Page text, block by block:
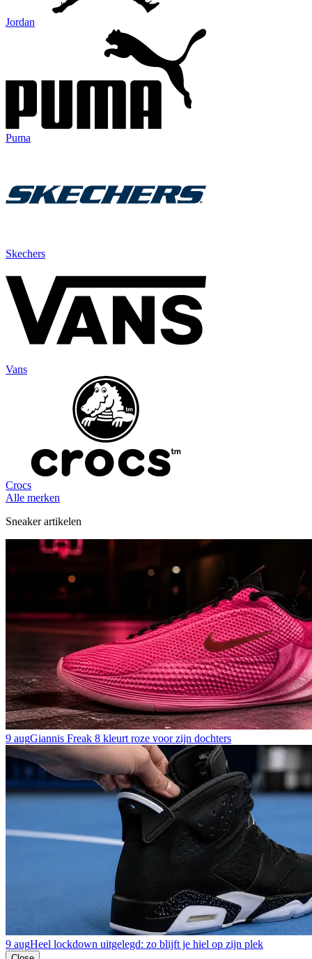
Jordan
Puma
Skechers
Vans
Crocs
Alle merken
Sneaker artikelen
9 augGiannis Freak 8 kleurt roze voor zijn dochters
9 augHeel lockdown uitgelegd: zo blijft je hiel op zijn plek